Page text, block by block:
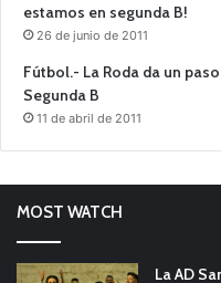
estamos en segunda B!
26 de junio de 2011
Fútbol.- La Roda da un
Segunda B
11 de abril de 2011
MOST WATCH
La AD